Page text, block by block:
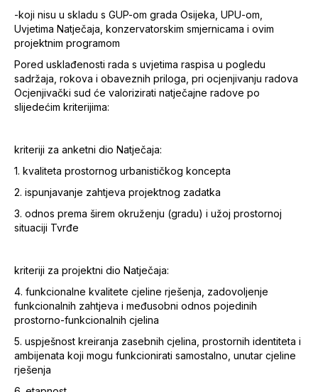
-koji nisu u skladu s GUP-om grada Osijeka, UPU-om,
Uvjetima Natječaja, konzervatorskim smjernicama i ovim
projektnim programom
Pored usklađenosti rada s uvjetima raspisa u pogledu
sadržaja, rokova i obaveznih priloga, pri ocjenjivanju radova
Ocjenjivački sud će valorizirati natječajne radove po
slijedećim kriterijima:
kriteriji za anketni dio Natječaja:
1. kvaliteta prostornog urbanističkog koncepta
2. ispunjavanje zahtjeva projektnog zadatka
3. odnos prema širem okruženju (gradu) i užoj prostornoj
situaciji Tvrđe
kriteriji za projektni dio Natječaja:
4. funkcionalne kvalitete cjeline rješenja, zadovoljenje
funkcionalnih zahtjeva i međusobni odnos pojedinih
prostorno-funkcionalnih cjelina
5. uspješnost kreiranja zasebnih cjelina, prostornih identiteta i
ambijenata koji mogu funkcionirati samostalno, unutar cjeline
rješenja